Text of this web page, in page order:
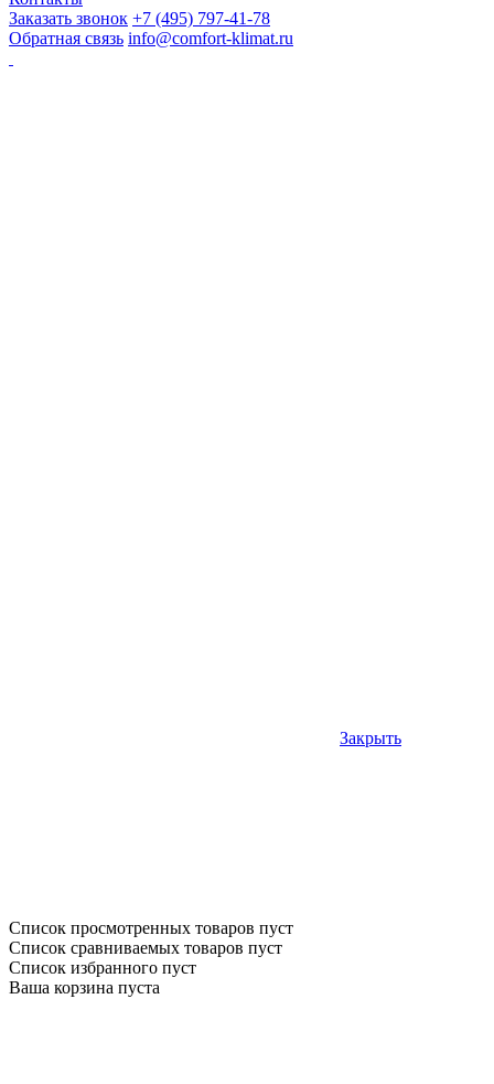
Заказать звонок +7 (495) 797-41-78
Обратная связь info@comfort-klimat.ru
Закрыть
Список просмотренных товаров пуст
Список сравниваемых товаров пуст
Список избранного пуст
Ваша корзина пуста